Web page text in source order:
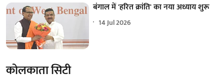
बंगाल में 'हरित क्रांति' का नया अध्याय शुरू
14 Jul 2026
कोलकाता सिटी